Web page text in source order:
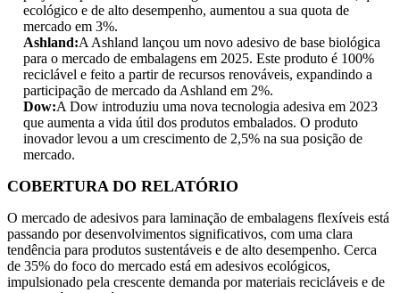
ecológico e de alto desempenho, aumentou a sua quota de
mercado em 3%.
Ashland:A Ashland lançou um novo adesivo de base biológica
para o mercado de embalagens em 2025. Este produto é 100%
reciclável e feito a partir de recursos renováveis, expandindo a
participação de mercado da Ashland em 2%.
Dow:A Dow introduziu uma nova tecnologia adesiva em 2023
que aumenta a vida útil dos produtos embalados. O produto
inovador levou a um crescimento de 2,5% na sua posição de
mercado.
COBERTURA DO RELATÓRIO
O mercado de adesivos para laminação de embalagens flexíveis está
passando por desenvolvimentos significativos, com uma clara
tendência para produtos sustentáveis ​​e de alto desempenho. Cerca
de 35% do foco do mercado está em adesivos ecológicos,
impulsionado pela crescente demanda por materiais recicláveis ​​e de